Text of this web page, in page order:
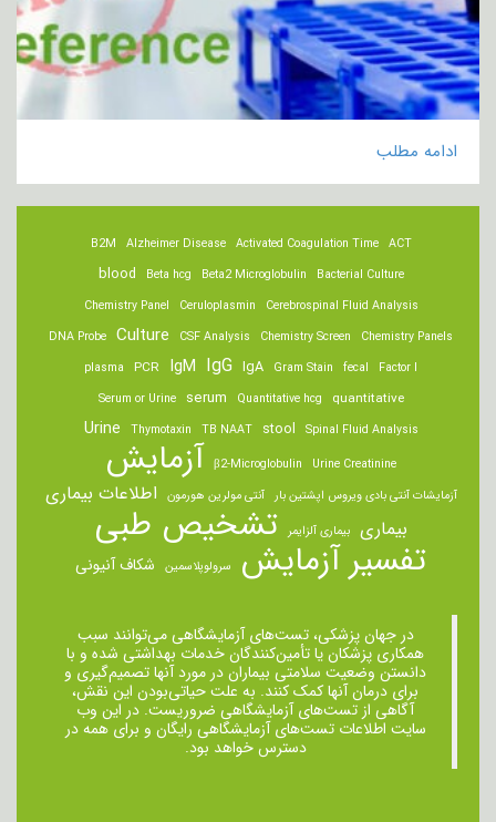
ادامه مطلب
ACT
Activated Coagulation Time
Alzheimer Disease
B2M
Bacterial Culture
Beta2 Microglobulin
Beta hcg
blood
Cerebrospinal Fluid Analysis
Ceruloplasmin
Chemistry Panel
Chemistry Panels
Chemistry Screen
CSF Analysis
Culture
DNA Probe
Factor I
fecal
Gram Stain
IgA
IgG
IgM
PCR
plasma
quantitative
Quantitative hcg
serum
Serum or Urine
Spinal Fluid Analysis
stool
TB NAAT
Thymotaxin
Urine
Urine Creatinine
β2-Microglobulin آزمایش
آزمایشات آنتی بادی ویروس اپشتین بار آنتی مولرین هورمون اطلاعات بیماری
بیماری بیماری آلزایمر تشخیص طبی
تفسیر آزمایش سرولوپلاسمین شکاف آنیونی
در جهان پزشکی، تست‌های آزمایشگاهی می‌توانند سبب
همکاری پزشکان یا تأمین‌کنندگان خدمات بهداشتی شده و با
دانستن وضعیت سلامتی بیماران در مورد آنها تصمیم‌گیری و
برای درمان ‌آنها کمک کنند. به علت حیاتی‌بودن این نقش،
آگاهی از تست‌های آزمایشگاهی ضروریست. در این وب
سایت اطلاعات تست‌های آزمایشگاهی رایگان و برای همه در
دسترس خواهد بود.